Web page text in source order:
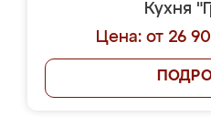
Кухня
Цена: от 26